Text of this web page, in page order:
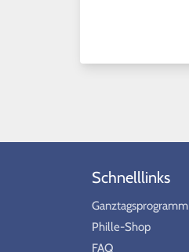
Schnelllinks
Ganztagsprogramm
Phille-Shop
FAQ